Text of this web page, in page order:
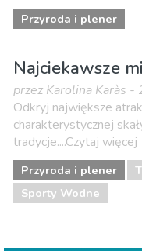
Przyroda i plener
Najciekawsze
przez Karolina Karàs
Odkryj największe
charakterystycznej
tradycje....Czytaj więcej
Przyroda i plener
Sporty Wodne